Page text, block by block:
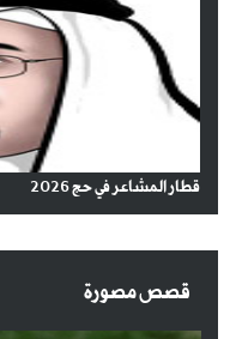
قطار المشاعر في حج 2026
قصص مصورة